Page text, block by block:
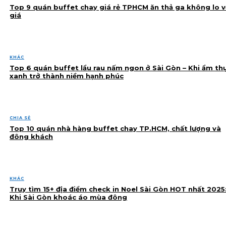
Top 9 quán buffet chay giá rẻ TPHCM ăn thả ga không lo
giá
KHÁC
Top 6 quán buffet lẩu rau nấm ngon ở Sài Gòn – Khi ẩm
xanh trở thành niềm hạnh phúc
CHIA SẺ
Top 10 quán nhà hàng buffet chay TP.HCM, chất lượng và
đông khách
KHÁC
Truy tìm 15+ địa điểm check in Noel Sài Gòn HOT nhất
Khi Sài Gòn khoác áo mùa đông